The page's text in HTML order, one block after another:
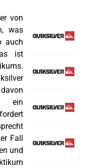
von
was
auch
ist
ein
Fall
und